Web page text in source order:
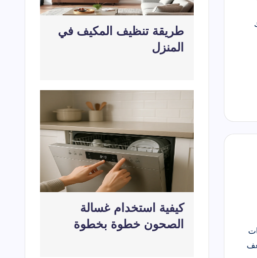
طريقة تنظيف المكيف في
المنزل
كيفية استخدام غسالة
الصحون خطوة بخطوة